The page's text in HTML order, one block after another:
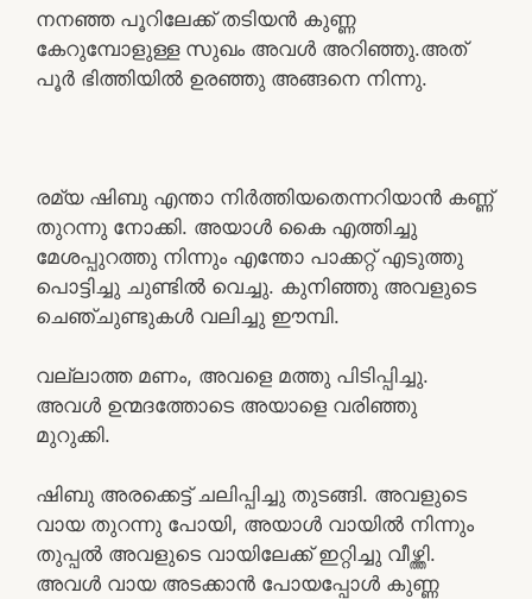
നനഞ്ഞ പൂറിലേക്ക് തടിയൻ കുണ്ണ
കേറുമ്പോളുള്ള സുഖം അവൾ അറിഞ്ഞു.അത്
പൂർ ഭിത്തിയിൽ ഉരഞ്ഞു അങ്ങനെ നിന്നു.
രമ്യ ഷിബു എന്താ നിർത്തിയതെന്നറിയാൻ കണ്ണ്
തുറന്നു നോക്കി. അയാൾ കൈ എത്തിച്ചു
മേശപ്പുറത്തു നിന്നും എന്തോ പാക്കറ്റ് എടുത്തു
പൊട്ടിച്ചു ചുണ്ടിൽ വെച്ചു. കുനിഞ്ഞു അവളുടെ
ചെഞ്ചുണ്ടുകൾ വലിച്ചു ഈമ്പി.
വല്ലാത്ത മണം, അവളെ മത്തു പിടിപ്പിച്ചു.
അവൾ ഉന്മദത്തോടെ അയാളെ വരിഞ്ഞു
മുറുക്കി.
ഷിബു അരക്കെട്ട് ചലിപ്പിച്ചു തുടങ്ങി. അവളുടെ
വായ തുറന്നു പോയി, അയാൾ വായിൽ നിന്നും
തുപ്പൽ അവളുടെ വായിലേക്ക് ഇറ്റിച്ചു വീഴ്ത്തി.
അവൾ വായ അടക്കാൻ പോയപ്പോൾ കുണ്ണ